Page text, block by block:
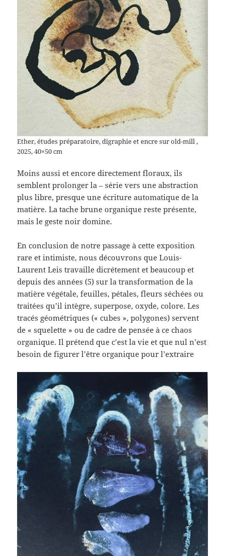
Ether, études préparatoire, digraphie et encre sur old-mill ,
2025, 40×50 cm
Moins aussi et encore directement floraux, ils
semblent prolonger la – série vers une abstraction
plus libre, presque une écriture automatique de la
matière. La tache brune organique reste présente,
mais le geste noir domine.
En conclusion de notre passage à cette exposition
rare et intimiste, nous découvrons que Louis-
Laurent Leis travaille dicrétement et beaucoup et
depuis des années (5) sur la transformation de la
matière végétale, feuilles, pétales, fleurs séchées ou
traitées qu’il intègre, superpose, oxyde, colore. Les
tracés géométriques (« cubes », polygones) servent
de « squelette » ou de cadre de pensée à ce chaos
organique. Il prétend que c’est la vie et que nul n’est
besoin de figurer l’être organique pour l’extraire